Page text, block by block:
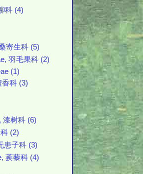
科 (4)
寄生科 (5)
羽毛果科 (2)
(1)
香科 (3)
漆树科 (6)
(2)
患子科 (3)
蒺藜科 (4)